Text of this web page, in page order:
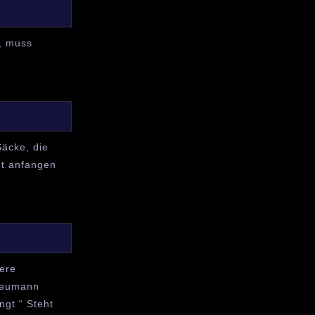
muss
die
anfangen
“ Steht